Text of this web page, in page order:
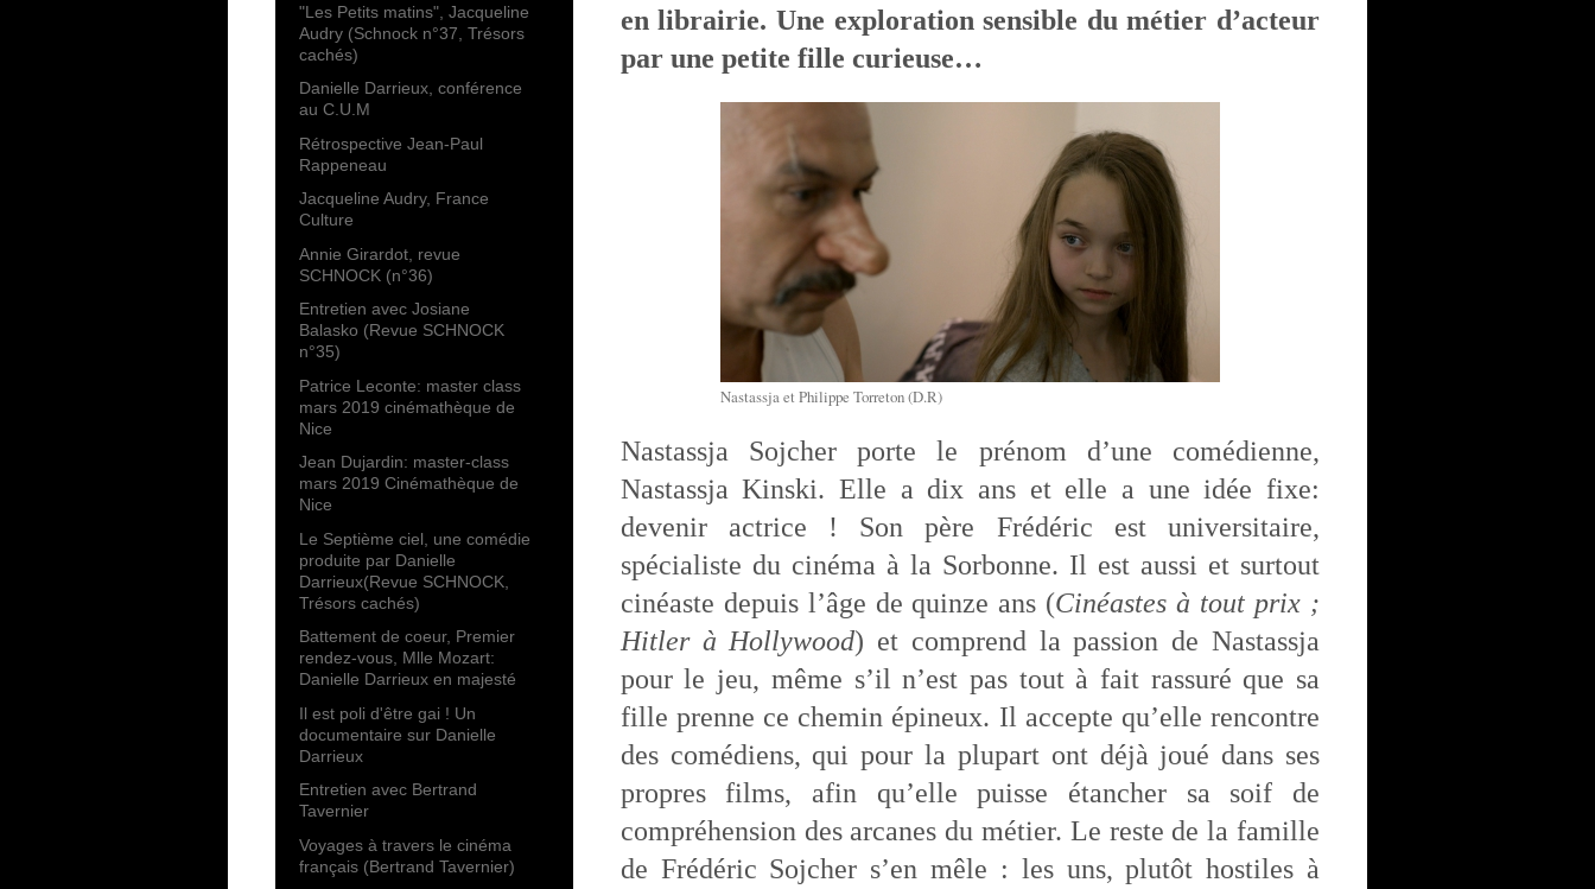
en librairie. Une exploration sensible du métier d’acteur
par une petite fille curieuse…
Nastassja et Philippe Torreton (D.R)
Nastassja Sojcher porte le prénom d’une comédienne,
Nastassja Kinski. Elle a dix ans et elle a une idée fixe:
devenir actrice ! Son père Frédéric est universitaire,
spécialiste du cinéma à la Sorbonne. Il est aussi et surtout
cinéaste depuis l’âge de quinze ans (Cinéastes à tout prix ;
Hitler à Hollywood) et comprend la passion de Nastassja
pour le jeu, même s’il n’est pas tout à fait rassuré que sa
fille prenne ce chemin épineux. Il accepte qu’elle rencontre
des comédiens, qui pour la plupart ont déjà joué dans ses
propres films, afin qu’elle puisse étancher sa soif de
compréhension des arcanes du métier. Le reste de la famille
de Frédéric Sojcher s’en mêle : les uns, plutôt hostiles à
"Les Petits matins", Jacqueline
Audry (Schnock n°37, Trésors
cachés)
Danielle Darrieux, conférence
au C.U.M
Rétrospective Jean-Paul
Rappeneau
Jacqueline Audry, France
Culture
Annie Girardot, revue
SCHNOCK (n°36)
Entretien avec Josiane
Balasko (Revue SCHNOCK
n°35)
Patrice Leconte: master class
mars 2019 cinémathèque de
Nice
Jean Dujardin: master-class
mars 2019 Cinémathèque de
Nice
Le Septième ciel, une comédie
produite par Danielle
Darrieux(Revue SCHNOCK,
Trésors cachés)
Battement de coeur, Premier
rendez-vous, Mlle Mozart:
Danielle Darrieux en majesté
Il est poli d'être gai ! Un
documentaire sur Danielle
Darrieux
Entretien avec Bertrand
Tavernier
Voyages à travers le cinéma
français (Bertrand Tavernier)